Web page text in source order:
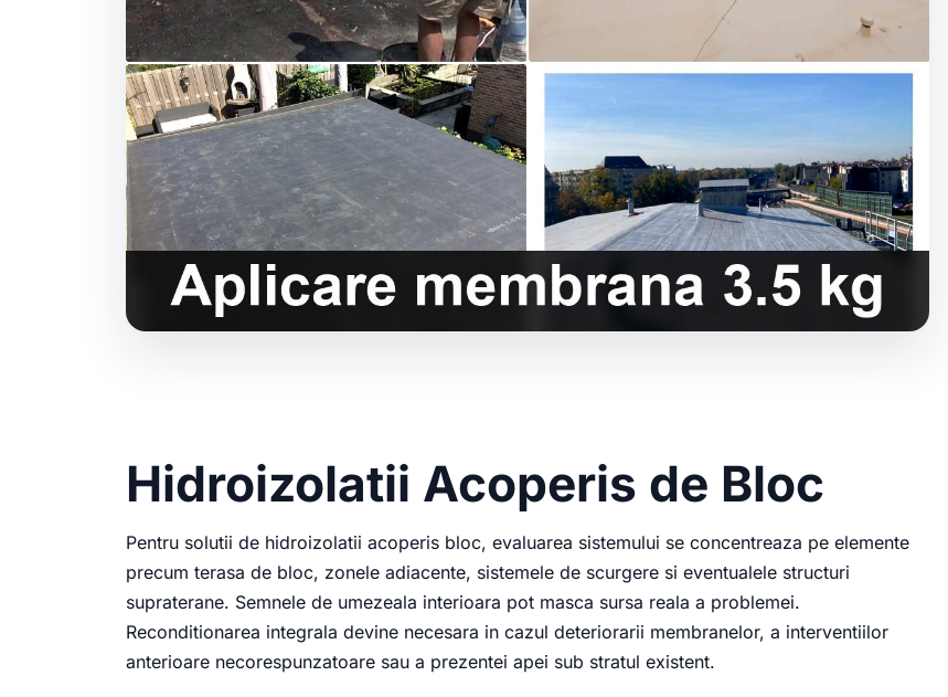
Hidroizolatii Acoperis de Bloc
Pentru solutii de hidroizolatii acoperis bloc, evaluarea sistemului se concentreaza pe elemente
precum terasa de bloc, zonele adiacente, sistemele de scurgere si eventualele structuri
supraterane. Semnele de umezeala interioara pot masca sursa reala a problemei.
Reconditionarea integrala devine necesara in cazul deteriorarii membranelor, a interventiilor
anterioare necorespunzatoare sau a prezentei apei sub stratul existent.